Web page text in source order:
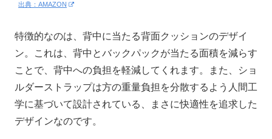
出典：AMAZON
特徴的なのは、背中に当たる背面クッションのデザイ
ン。これは、背中とバックパックが当たる面積を減らす
ことで、背中への負担を軽減してくれます。また、ショ
ルダーストラップは方の重量負担を分散するよう人間工
学に基づいて設計されている、まさに快適性を追求した
デザインなのです。